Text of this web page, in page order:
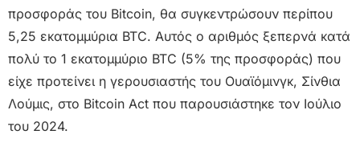
προσφοράς του Bitcoin, θα συγκεντρώσουν περίπου
5,25 εκατομμύρια BTC. Αυτός ο αριθμός ξεπερνά κατά
πολύ το 1 εκατομμύριο BTC (5% της προσφοράς) που
είχε προτείνει η γερουσιαστής του Ουαϊόμινγκ, Σίνθια
Λούμις, στο Bitcoin Act που παρουσιάστηκε τον Ιούλιο
του 2024.